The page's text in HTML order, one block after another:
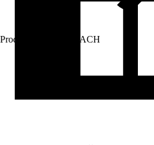
Prodej přes: HORNBACH